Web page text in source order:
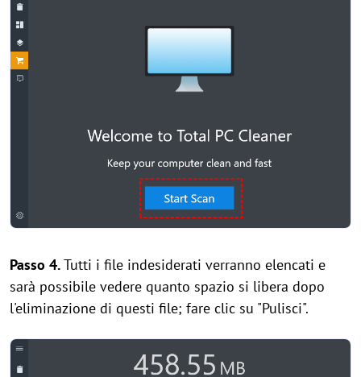
Passo 4.Tutti i file indesiderati verranno elencati e
sarà possibile vedere quanto spazio si libera dopo
l'eliminazione di questi file; fare clic su "Pulisci".